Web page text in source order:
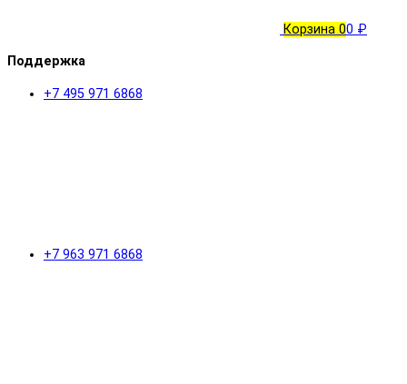
Корзина 00 ₽
Поддержка
+7 495 971 6868
+7 963 971 6868